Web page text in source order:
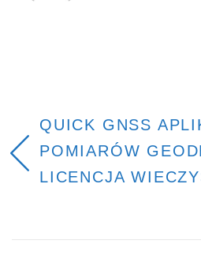
QUICK GNSS
POMIARÓW
LICENCJA